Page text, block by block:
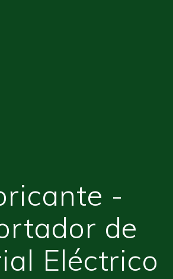
-
de
Eléctrico